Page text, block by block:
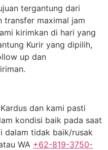
tergantung dari
transfer maximal jam
kirimkan di hari yang
Kurir yang dipilih,
up dan
dan kami pasti
kondisi baik pada saat
dalam tidak baik/rusak
WA +62-819-3750-